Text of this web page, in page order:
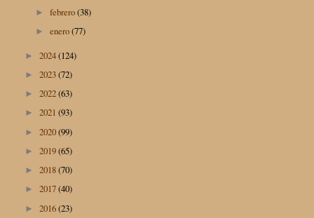
►febrero(38)
►enero(77)
► 2024(124)
► 2023(72)
► 2022(63)
► 2021 (93)
► 2020(99)
► 2019(65)
► 2018(70)
► 2017(40)
► 2016(23)